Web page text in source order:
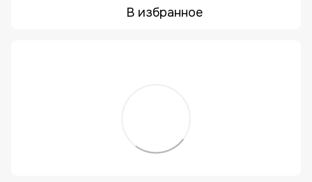
В избранное